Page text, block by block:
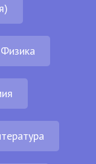
Физика